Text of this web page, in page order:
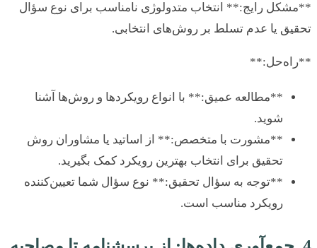
رایج:** انتخاب متدولوژی نامناسب برای نوع سؤال
یا عدم تسلط بر روش‌های انتخابی.
**مطالعه عمیق:** با انواع رویکردها و روش‌ها آشنا
شوید.
**مشورت با متخصص:** از اساتید یا مشاوران روش
تحقیق برای انتخاب بهترین رویکرد کمک بگیرید.
**توجه به سؤال تحقیق:** نوع سؤال شما تعیین‌کننده
رویکرد مناسب است.